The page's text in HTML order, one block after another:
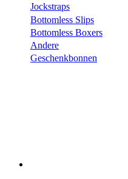
Jockstraps
Bottomless Slips
Bottomless Boxers
Andere
Geschenkbonnen